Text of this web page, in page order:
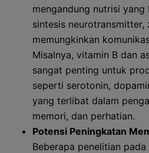
mengandung nutrisi
sintesis neurotransmitter,
memungkinkan
Misalnya, vitamin B dan
sangat penting untuk
seperti serotonin,
yang terlibat dalam
memori, dan perhatian.
Potensi Peningkatan
Beberapa penelitian